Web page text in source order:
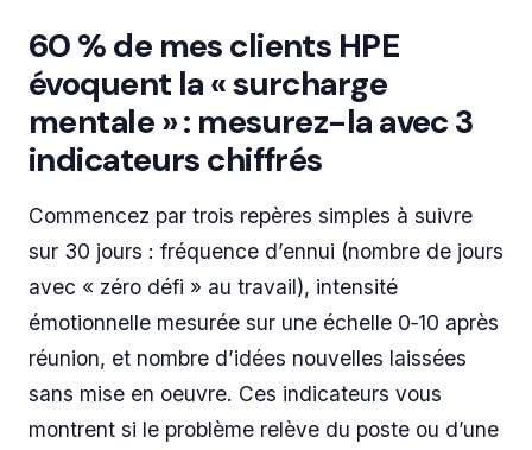
60 % de mes clients HPE
évoquent la « surcharge
mentale » : mesurez-la avec 3
indicateurs chiffrés
Commencez par trois repères simples à suivre
sur 30 jours : fréquence d’ennui (nombre de jours
avec « zéro défi » au travail), intensité
émotionnelle mesurée sur une échelle 0‑10 après
réunion, et nombre d’idées nouvelles laissées
sans mise en oeuvre. Ces indicateurs vous
montrent si le problème relève du poste ou d’une